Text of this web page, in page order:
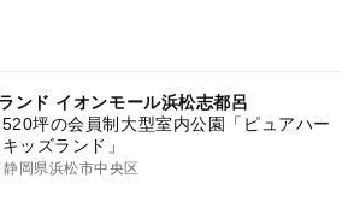
ンド イオンモール浜松志都呂
坪の会員制大型室内公園「ピュアハー
キッズランド」
静岡県浜松市中央区